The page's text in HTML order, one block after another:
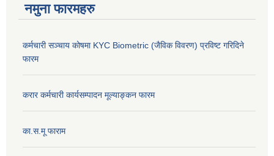
नमुना फारमहरु
कर्मचारी सञ्चाय कोषमा KYC Biometric (जैविक विवरण) प्रविष्ट गरिदिने
फारम
करार कर्मचारी कार्यसम्पादन मूल्याङ्कन फारम
का.स.मू फाराम